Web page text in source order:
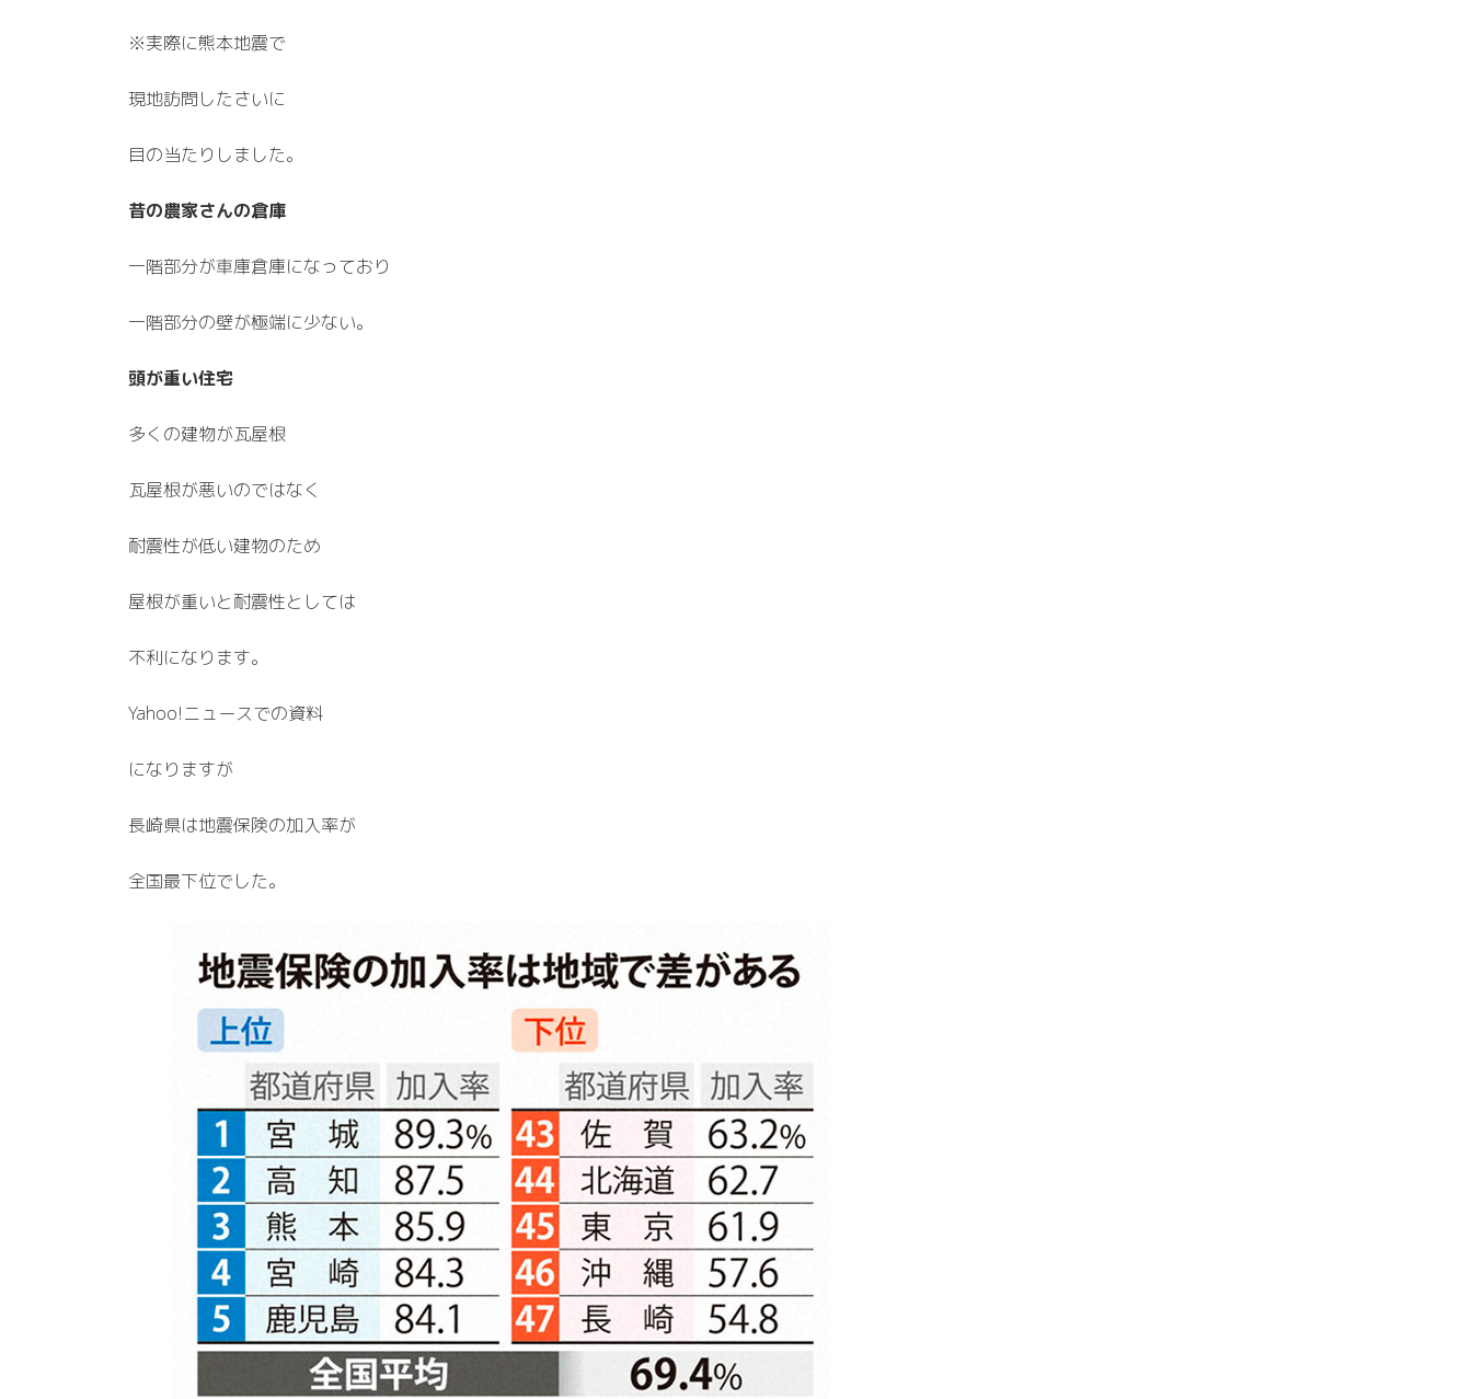
※実際に熊本地震で
現地訪問したさいに
目の当たりしました。
昔の農家さんの倉庫
一階部分が車庫倉庫になっており
一階部分の壁が極端に少ない。
頭が重い住宅
多くの建物が瓦屋根
瓦屋根が悪いのではなく
耐震性が低い建物のため
屋根が重いと耐震性としては
不利になります。
Yahoo!ニュースでの資料
になりますが
長崎県は地震保険の加入率が
全国最下位でした。